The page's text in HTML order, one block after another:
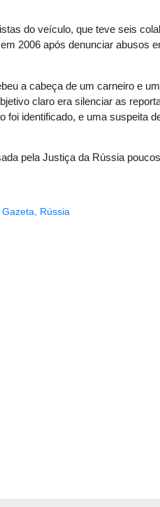
do veículo, que teve seis
2006 após denunciar abusos
a cabeça de um carneiro e
claro era silenciar as
foi identificado, e uma suspeita
pela Justiça da Rússia
Gazeta, Rússia